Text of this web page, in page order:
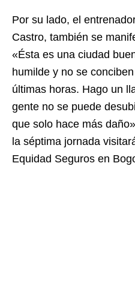
Por su lado, el
Castro, también se
«Ésta es una ciudad
humilde y no se
últimas horas. Hago un
gente no se puede
que solo hace más
la séptima jornada
Equidad Seguros en